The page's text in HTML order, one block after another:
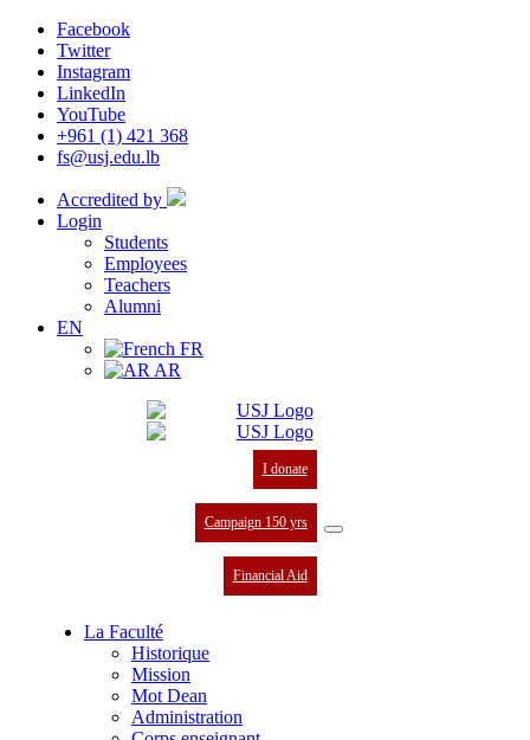
Facebook
Twitter
Instagram
LinkedIn
YouTube
+961 (1) 421 368
fs@usj.edu.lb
Accredited by
Login
Students
Employees
Teachers
Alumni
EN
FR
AR
I donate
Campaign 150 yrs
Financial Aid
La Faculté
Historique
Mission
Mot Dean
Administration